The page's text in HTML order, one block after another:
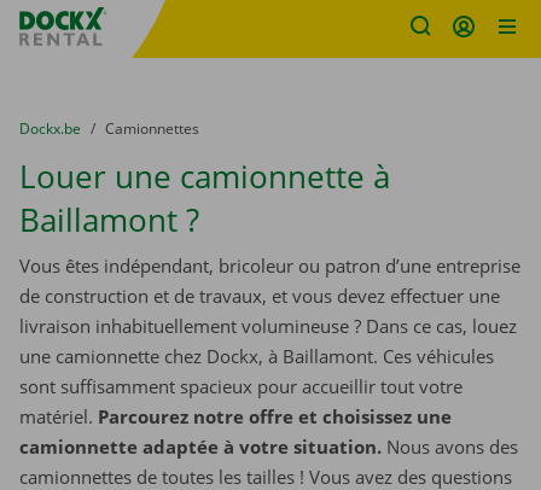
sitename
You are here:
du
Dockx.be to
Camionnettes
Louer une camionnette à
Baillamont ?
Vous êtes indépendant, bricoleur ou patron d’une entreprise
de construction et de travaux, et vous devez effectuer une
livraison inhabituellement volumineuse ? Dans ce cas, louez
une camionnette chez Dockx, à Baillamont. Ces véhicules
sont suffisamment spacieux pour accueillir tout votre
matériel. Parcourez notre offre et choisissez une
camionnette adaptée à votre situation. Nous avons des
camionnettes de toutes les tailles ! Vous avez des questions